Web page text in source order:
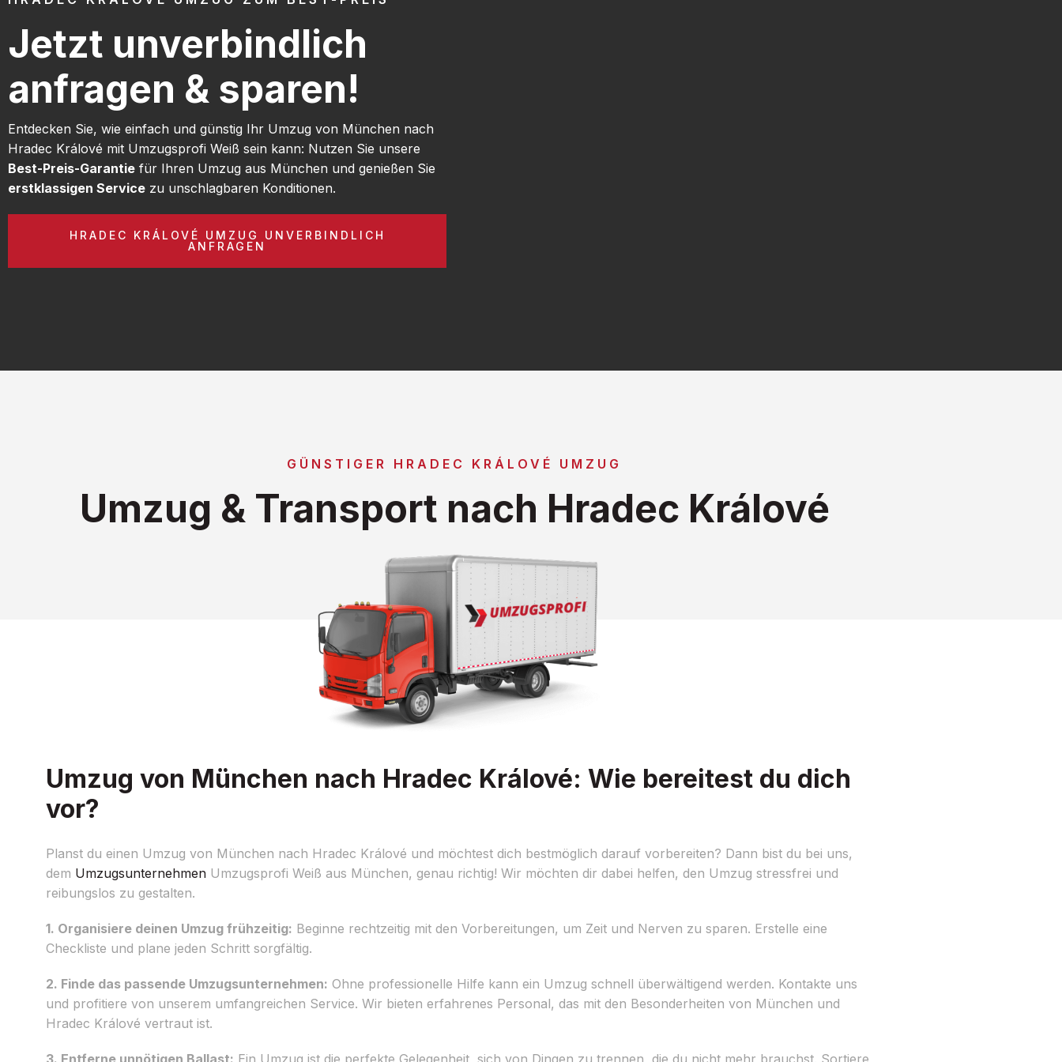
Jetzt unverbindlich
anfragen & sparen!
Entdecken Sie, wie einfach und günstig Ihr Umzug von München nach
Hradec Králové mit Umzugsprofi Weiß sein kann: Nutzen Sie unsere
Best-Preis-Garantie für Ihren Umzug aus München und genießen Sie
erstklassigen Service zu unschlagbaren Konditionen.
HRADEC KRÁLOVÉ UMZUG UNVERBINDLICH
ANFRAGEN
GÜNSTIGER HRADEC KRÁLOVÉ UMZUG
Umzug & Transport nach Hradec Králové
Umzug von München nach Hradec Králové: Wie bereitest du dich
vor?
Planst du einen Umzug von München nach Hradec Králové und möchtest dich bestmöglich darauf vorbereiten? Dann bist du bei uns,
dem Umzugsunternehmen Umzugsprofi Weiß aus München, genau richtig! Wir möchten dir dabei helfen, den Umzug stressfrei und
reibungslos zu gestalten.
1. Organisiere deinen Umzug frühzeitig: Beginne rechtzeitig mit den Vorbereitungen, um Zeit und Nerven zu sparen. Erstelle eine
Checkliste und plane jeden Schritt sorgfältig.
2. Finde das passende Umzugsunternehmen: Ohne professionelle Hilfe kann ein Umzug schnell überwältigend werden. Kontakte uns
und profitiere von unserem umfangreichen Service. Wir bieten erfahrenes Personal, das mit den Besonderheiten von München und
Hradec Králové vertraut ist.
3. Entferne unnötigen Ballast: Ein Umzug ist die perfekte Gelegenheit, sich von Dingen zu trennen, die du nicht mehr brauchst. Sortiere